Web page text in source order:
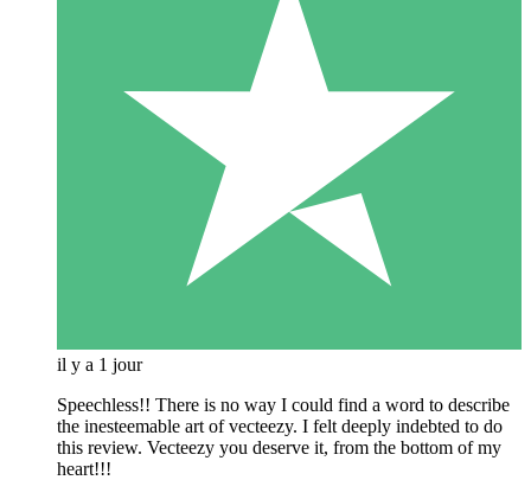
il y a 1 jour
Speechless!! There is no way I could find a word to describe
the inesteemable art of vecteezy. I felt deeply indebted to do
this review. Vecteezy you deserve it, from the bottom of my
heart!!!